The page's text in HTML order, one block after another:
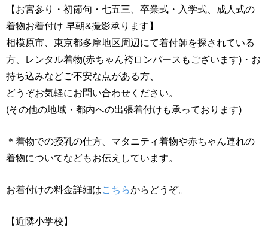
【お宮参り・初節句・七五三、卒業式・入学式、成人式の
着物お着付け 早朝&撮影承ります】
相模原市、東京都多摩地区周辺にて着付師を探されている
方、レンタル着物(赤ちゃん袴ロンパースもございます)・お
持ち込みなどご不安な点がある方、
どうぞお気軽にお問い合わせください。
(その他の地域・都内への出張着付けも承っております)
＊着物での授乳の仕方、マタニティ着物や赤ちゃん連れの
着物についてなどもお伝えしています。
お着付けの料金詳細はこちらからどうぞ。
【近隣小学校】